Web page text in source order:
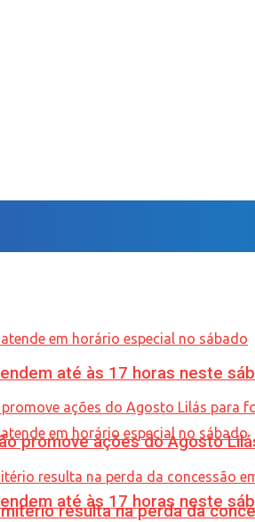
até às 17 horas neste
até às 17 horas neste
promove ações do Agosto
resulta na perda da